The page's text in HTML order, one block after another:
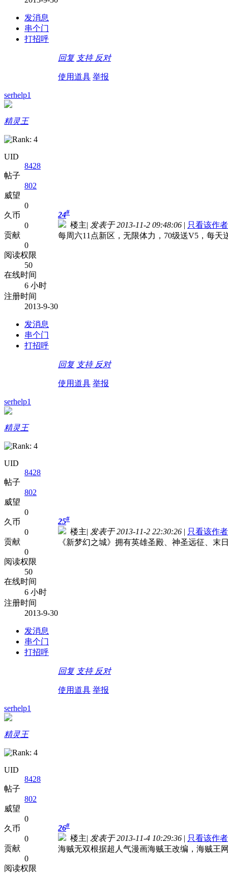
发消息
串个门
打招呼
回复 支持 反对
使用道具 举报
serhelp1
精灵王
UID
8428
帖子
802
威望
0
久币
0
贡献
0
阅读权限
50
在线时间
6 小时
注册时间
2013-9-30
发消息
串个门
打招呼
24#
楼主| 发表于 2013-11-2 09:48:06 | 只看该作者
每周六11点新区，无限体力，70级送V5，每天
回复 支持 反对
使用道具 举报
serhelp1
精灵王
UID
8428
帖子
802
威望
0
久币
0
贡献
0
阅读权限
50
在线时间
6 小时
注册时间
2013-9-30
发消息
串个门
打招呼
25#
楼主| 发表于 2013-11-2 22:30:26 | 只看该作者
《新梦幻之城》拥有英雄圣殿、神圣远征、末
回复 支持 反对
使用道具 举报
serhelp1
精灵王
UID
8428
帖子
802
威望
0
久币
0
贡献
0
阅读权限
26#
楼主| 发表于 2013-11-4 10:29:36 | 只看该作者
海贼无双根据超人气漫画海贼王改编，海贼王